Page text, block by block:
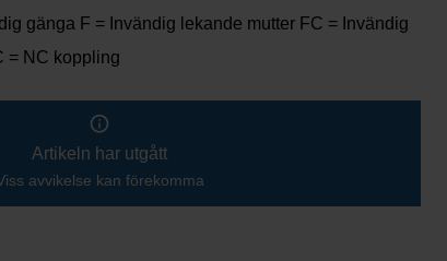
gänga F = Invändig lekande mutter FC = Invändig
= NC koppling
Artikeln har utgått
avvikelse kan förekomma